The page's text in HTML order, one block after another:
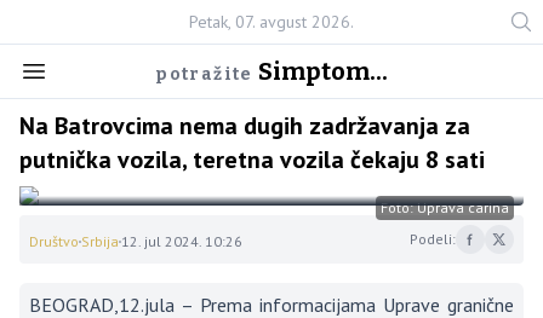
Petak, 07. avgust 2026.
potražite Simptom...
Na Batrovcima nema dugih zadržavanja za
putnička vozila, teretna vozila čekaju 8 sati
Foto: Uprava carina
Društvo Srbija 12. jul 2024. 10:26 Podeli:
BEOGRAD,12.jula – Prema informacijama Uprave granične